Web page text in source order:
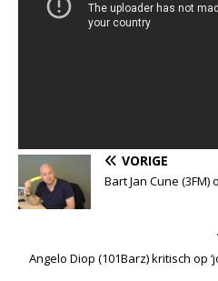
VORIGE
Bart Jan Cune (3FM)
Angelo Diop (101Barz) kritisch op